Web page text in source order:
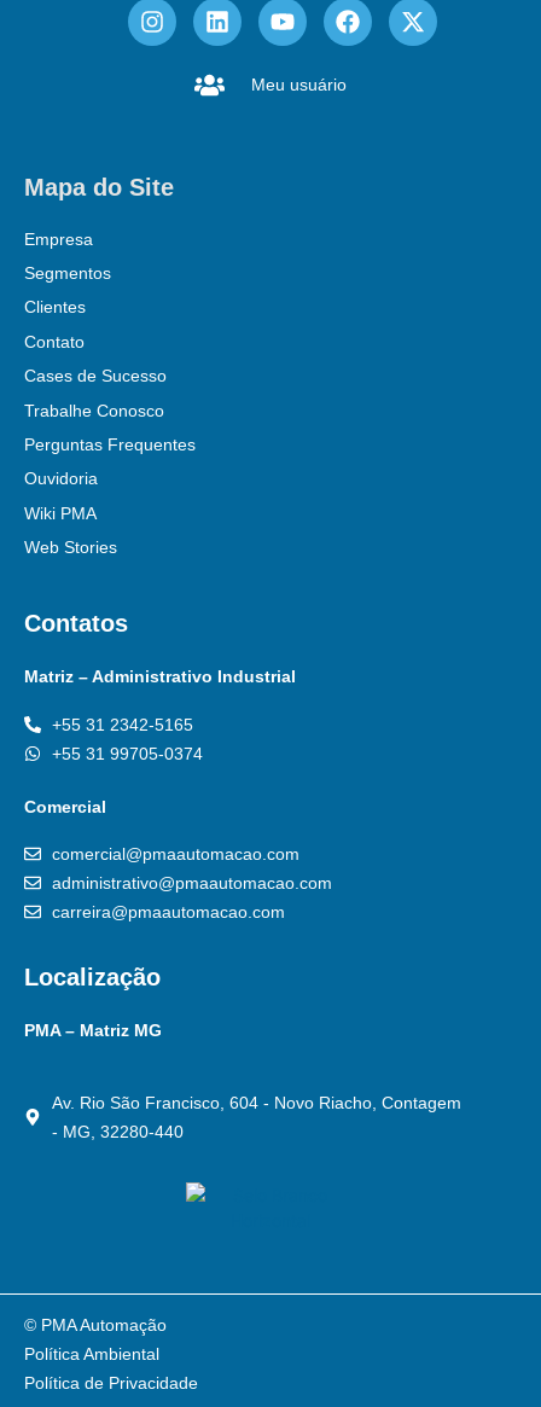
Meu usuário
Mapa do Site
Empresa
Segmentos
Clientes
Contato
Cases de Sucesso
Trabalhe Conosco
Perguntas Frequentes
Ouvidoria
Wiki PMA
Web Stories
Contatos
Matriz – Administrativo Industrial
+55 31 2342-5165
+55 31 99705-0374
Comercial
comercial@pmaautomacao.com
administrativo@pmaautomacao.com
carreira@pmaautomacao.com
Localização
PMA – Matriz MG
Av. Rio São Francisco, 604 - Novo Riacho, Contagem
- MG, 32280-440
Política Ambiental
Política de Privacidade
© PMA Automação